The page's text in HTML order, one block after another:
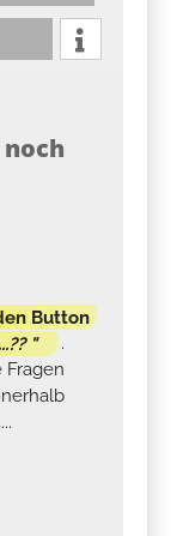
Button
"
.